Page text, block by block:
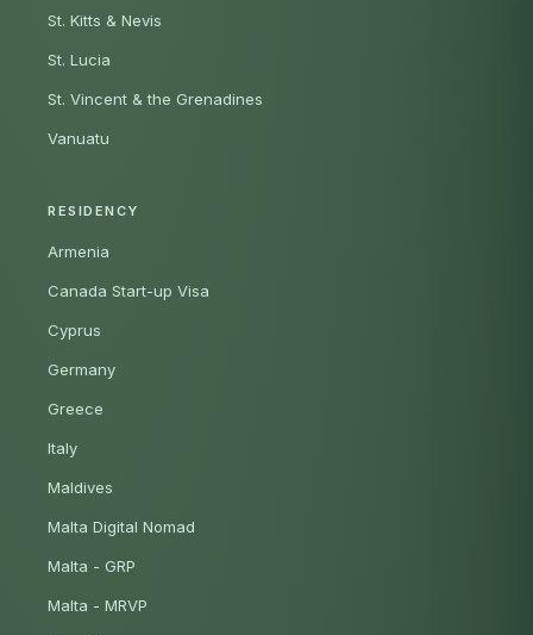
St. Kitts & Nevis
St. Lucia
St. Vincent & the Grenadines
Vanuatu
RESIDENCY
Armenia
Canada Start-up Visa
Cyprus
Germany
Greece
Italy
Maldives
Malta Digital Nomad
Malta - GRP
Malta - MRVP